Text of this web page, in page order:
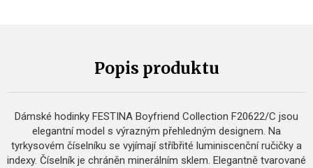
Popis produktu
Dámské hodinky FESTINA Boyfriend Collection F20622/C jsou
elegantní model s výrazným přehledným designem. Na
tyrkysovém číselníku se vyjímají stříbřité luminiscenční ručičky a
indexy. Číselník je chráněn minerálním sklem. Elegantně tvarované